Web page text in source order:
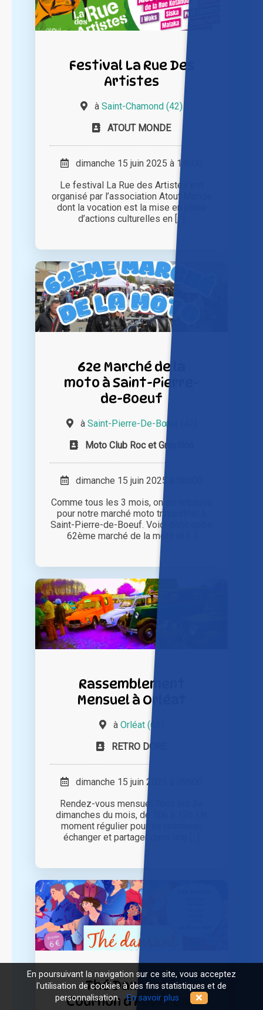
Festival La Rue Des
Artistes
à Saint-Chamond (42)
ATOUT MONDE
dimanche 15 juin 2025 à 14h00
Le festival La Rue des Artistes est
organisé par l’association Atout Monde
dont la vocation est la mise en place
d’actions culturelles en [...]
62e Marché de la
moto à Saint-Pierre-
de-Boeuf
à Saint-Pierre-De-Bœuf (42)
Moto Club Roc et Gravillon
dimanche 15 juin 2025 à 06h00
Comme tous les 3 mois, on se retrouve
pour notre marché moto trimestriel à
Saint-Pierre-de-Boeuf. Voici donc notre
62ème marché de la moto et [...]
Rassemblement
Mensuel à Orléat
à Orléat (63)
RETRO DORE
dimanche 15 juin 2025 à 09h00
Rendez-vous mensuel Tous les 3e
dimanches du mois, de 10h à 12h. Un
moment régulier pour se retrouver,
échanger et partager dans une [...]
Thé Dansant à
Cournon d'Auvergne
En poursuivant la navigation sur ce site, vous acceptez
l'utilisation de cookies à des fins statistiques et de
personnalisation.En savoir plus